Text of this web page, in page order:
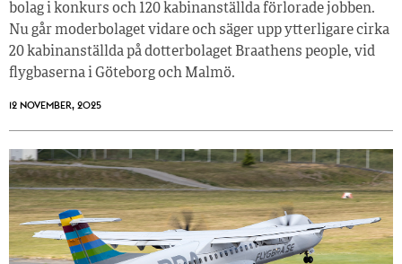
bolag i konkurs och 120 kabinanställda förlorade jobben.
Nu går moderbolaget vidare och säger upp ytterligare cirka
20 kabinanställda på dotterbolaget Braathens people, vid
flygbaserna i Göteborg och Malmö.
12 NOVEMBER, 2025